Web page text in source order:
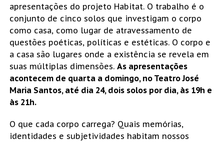
apresentações do projeto Habitat. O trabalho é o
conjunto de cinco solos que investigam o corpo
como casa, como lugar de atravessamento de
questões poéticas, políticas e estéticas. O corpo e
a casa são lugares onde a existência se revela em
suas múltiplas dimensões. As apresentações
acontecem de quarta a domingo, no Teatro José
Maria Santos, até dia 24, dois solos por dia, às 19h e
às 21h.
O que cada corpo carrega? Quais memórias,
identidades e subjetividades habitam nossos